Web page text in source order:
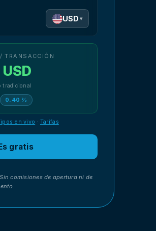
USD ▾
TRANSACCIÓN
tradicional
0.40 %
en vivo · Tarifas
gratis
comisiones de apertura ni de